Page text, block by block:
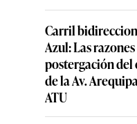
Carril
Azul: Las
postergación
de la Av.
ATU